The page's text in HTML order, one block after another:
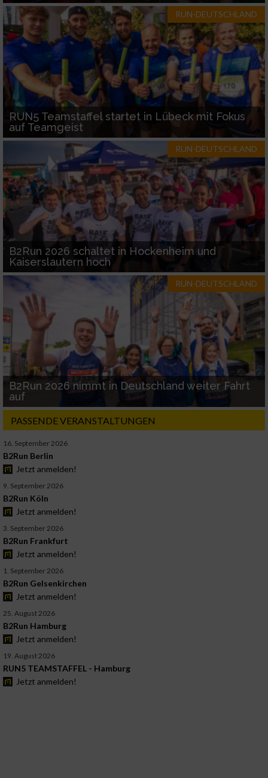
RUN-DEUTSCHLAND
RUN5 Teamstaffel startet in Lübeck mit Fokus
auf Teamgeist
RUN-DEUTSCHLAND
B2Run 2026 schaltet in Hockenheim und
Kaiserslautern hoch
RUN-DEUTSCHLAND
B2Run 2026 nimmt in Deutschland weiter Fahrt
auf
PASSENDE VERANSTALTUNGEN
16. September 2026
B2Run Berlin
Jetzt anmelden!
9. September 2026
B2Run Köln
Jetzt anmelden!
3. September 2026
B2Run Frankfurt
Jetzt anmelden!
1. September 2026
B2Run Gelsenkirchen
Jetzt anmelden!
25. August 2026
B2Run Hamburg
Jetzt anmelden!
19. August 2026
RUN5 TEAMSTAFFEL - Hamburg
Jetzt anmelden!